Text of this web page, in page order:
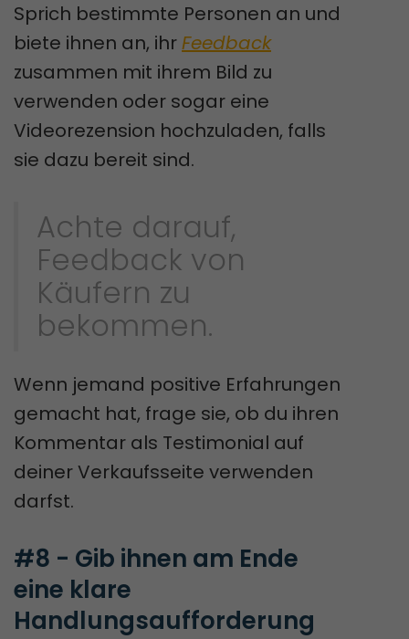
Sprich bestimmte Personen an und
biete ihnen an, ihrFeedback
zusammen mit ihrem Bild zu
verwenden oder sogar eine
Videorezension hochzuladen, falls
sie dazu bereit sind.
Achte darauf,
Feedback von
Käufern zu
bekommen.
Wenn jemand positive Erfahrungen
gemacht hat, frage sie, ob du ihren
Kommentar als Testimonial auf
deiner Verkaufsseite verwenden
darfst.
#8 - Gib ihnen am Ende
eine klare
Handlungsaufforderung